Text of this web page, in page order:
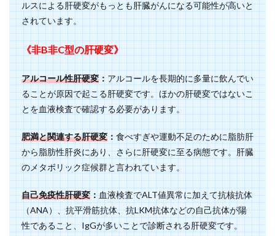
ルスによる肝硬変がもっとも肝臓がんになる可能性が高いと
されています。
《非B非C型の肝硬変》
アルコール性肝硬変：アルコールを長期的に多量に飲んでい
ることが原因で起こる肝硬変です。ほかの肝硬変ではないこ
とを血液検査で確認する必要があります。
肥満と関連する肝硬変：食べすぎや運動不足のために脂肪肝
から脂肪性肝炎にあり、さらに肝硬変に至る病態です。肝臓
のメタボリック症候群と言われています。
自己免疫性肝硬変：血液検査でALT値異常に加えて抗核抗体
（ANA）、抗平滑筋抗体、抗LKM抗体などの自己抗体が陽
性であること、IgGが多いことで診断される肝硬変です。